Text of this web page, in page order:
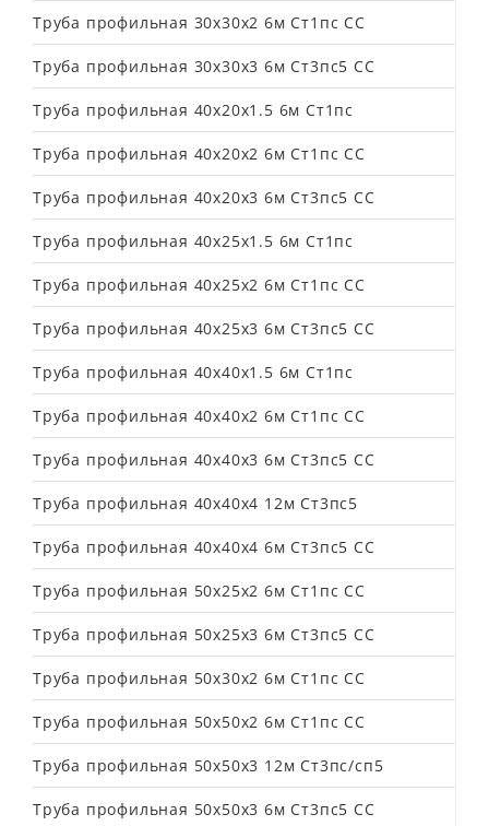
Труба профильная 30х30х2 6м Ст1пс СС
Труба профильная 30х30х3 6м Ст3пс5 СС
Труба профильная 40х20х1.5 6м Ст1пс
Труба профильная 40х20х2 6м Ст1пс СС
Труба профильная 40х20х3 6м Ст3пс5 СС
Труба профильная 40х25х1.5 6м Ст1пс
Труба профильная 40х25х2 6м Ст1пс СС
Труба профильная 40х25х3 6м Ст3пс5 СС
Труба профильная 40х40х1.5 6м Ст1пс
Труба профильная 40х40х2 6м Ст1пс СС
Труба профильная 40х40х3 6м Ст3пс5 СС
Труба профильная 40х40х4 12м Ст3пс5
Труба профильная 40х40х4 6м Ст3пс5 СС
Труба профильная 50х25х2 6м Ст1пс СС
Труба профильная 50х25х3 6м Ст3пс5 СС
Труба профильная 50х30х2 6м Ст1пс СС
Труба профильная 50х50х2 6м Ст1пс СС
Труба профильная 50х50х3 12м Ст3пс/сп5
Труба профильная 50х50х3 6м Ст3пс5 СС